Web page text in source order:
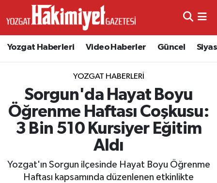
Yozgat Haberleri Video Haberler Güncel
YOZGAT HABERLERI
Sorgun'da Hayat Boyu
Öğrenme Haftası Coşkusu:
3 Bin 510 Kursiyer Eğitim
Aldı
Yozgat'ın Sorgun ilçesinde Hayat Boyu Öğrenme
Haftası kapsamında düzenlenen etkinlikte